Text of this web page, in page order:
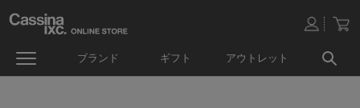
ブランド ギフト アウトレット